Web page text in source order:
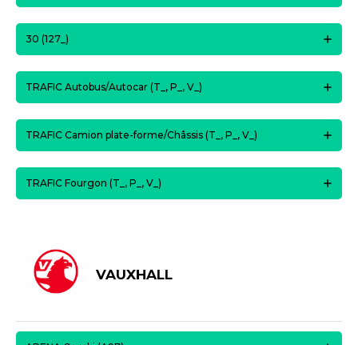
30 (127_)
TRAFIC Autobus/Autocar (T_, P_, V_)
TRAFIC Camion plate-forme/Châssis (T_, P_, V_)
TRAFIC Fourgon (T_, P_, V_)
VAUXHALL